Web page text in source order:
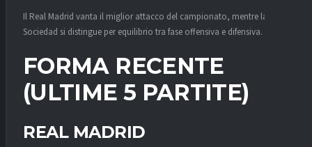
Il Real Madrid vanta il miglior attacco del campionato, mentre la Real
Sociedad si distingue per equilibrio tra fase offensiva e difensiva.
FORMA RECENTE
(ULTIME 5 PARTITE)
REAL MADRID